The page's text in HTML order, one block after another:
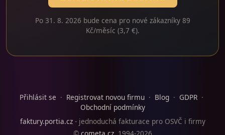
Po 31. 8. 2026 bude cena pro nové zákazníky 89
Kč/měsíc (3,7 €).
Přihlásit se · Registrovat novou firmu · Blog · GDPR ·
Obchodní podmínky
faktury.portia.cz- jednoduchá fakturace pro OSVČ i firmy